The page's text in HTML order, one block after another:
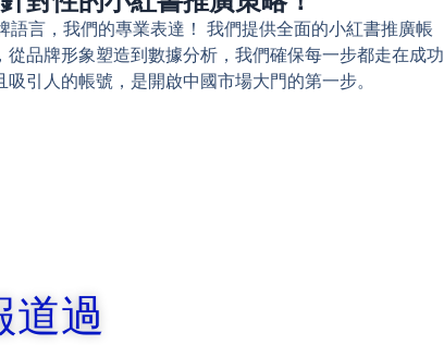
言，我們的專業表達！ 我們提供全面的小紅書推廣帳
品牌形象塑造到數據分析，我們確保每一步都走在成功
引人的帳號，是開啟中國市場大門的第一步。
道過